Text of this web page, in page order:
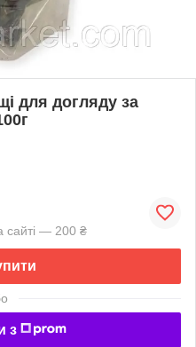
для догляду за
сайті — 200 ₴
з